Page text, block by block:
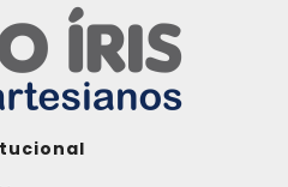
de Perfuração de Poç
Semi Artesiano
de Poço Artesi
Poço Artesiano